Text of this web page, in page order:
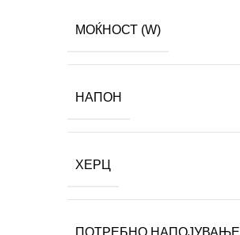
МОЌНОСТ (W)
НАПОН
ХЕРЦ
ПОТРЕБНО НАПОЈУВАЊЕ